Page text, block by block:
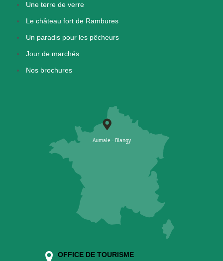
Une terre de verre
Le château fort de Rambures
Un paradis pour les pêcheurs
Jour de marchés
Nos brochures
OFFICE DE TOURISME